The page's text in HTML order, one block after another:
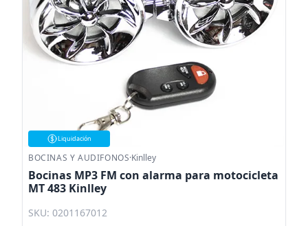
Liquidación
BOCINAS Y AUDIFONOS·Kinlley
Bocinas MP3 FM con alarma para motocicleta
MT 483 Kinlley
SKU: 0201167012